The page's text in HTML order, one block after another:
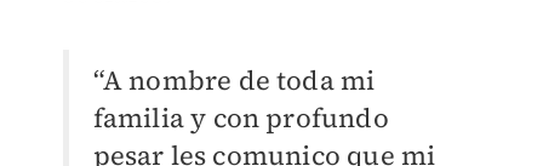
“A nombre de toda mi
familia y con profundo
pesar les comunico que mi